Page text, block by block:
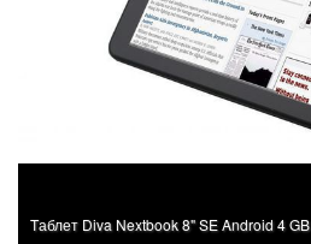
Tаблет Diva Nextbook 8" SE Android 4 GB